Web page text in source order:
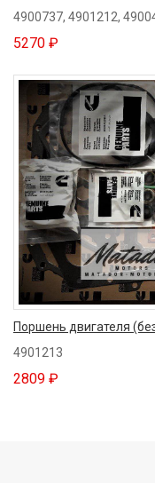
4900737, 4901212,
5270 ₽
Поршень двигателя
4901213
2809 ₽